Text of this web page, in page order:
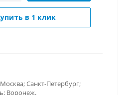
в 1 клик
Санкт-Петербург;
Воронеж.